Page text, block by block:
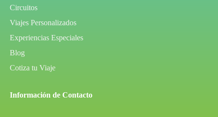
Circuitos
Viajes Personalizados
Experiencias Especiales
Blog
Cotiza tu Viaje
Información de Contacto